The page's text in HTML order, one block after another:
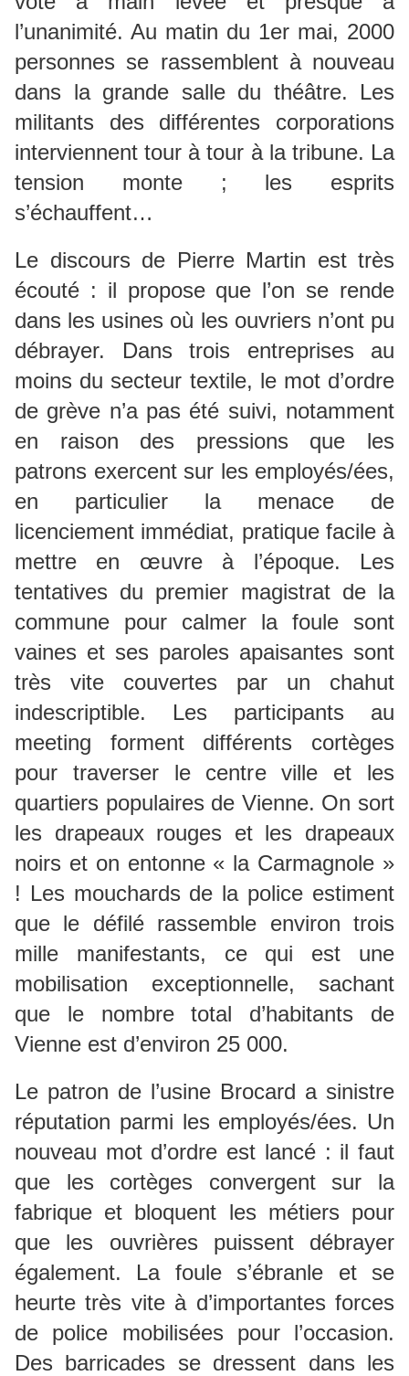
l’unanimité. Au matin du 1er mai, 2000
personnes se rassemblent à nouveau
dans la grande salle du théâtre. Les
militants des différentes corporations
interviennent tour à tour à la tribune. La
tension monte ; les esprits
s’échauffent…
Le discours de Pierre Martin est très
écouté : il propose que l’on se rende
dans les usines où les ouvriers n’ont pu
débrayer. Dans trois entreprises au
moins du secteur textile, le mot d’ordre
de grève n’a pas été suivi, notamment
en raison des pressions que les
patrons exercent sur les employés/ées,
en particulier la menace de
licenciement immédiat, pratique facile à
mettre en œuvre à l’époque. Les
tentatives du premier magistrat de la
commune pour calmer la foule sont
vaines et ses paroles apaisantes sont
très vite couvertes par un chahut
indescriptible. Les participants au
meeting forment différents cortèges
pour traverser le centre ville et les
quartiers populaires de Vienne. On sort
les drapeaux rouges et les drapeaux
noirs et on entonne « la Carmagnole »
! Les mouchards de la police estiment
que le défilé rassemble environ trois
mille manifestants, ce qui est une
mobilisation exceptionnelle, sachant
que le nombre total d’habitants de
Vienne est d’environ 25 000.
Le patron de l’usine Brocard a sinistre
réputation parmi les employés/ées. Un
nouveau mot d’ordre est lancé : il faut
que les cortèges convergent sur la
fabrique et bloquent les métiers pour
que les ouvrières puissent débrayer
également. La foule s’ébranle et se
heurte très vite à d’importantes forces
de police mobilisées pour l’occasion.
Des barricades se dressent dans les